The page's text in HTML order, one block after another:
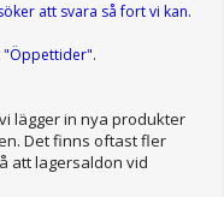
att svara så fort vi kan.
"Öppettider".
lägger in nya produkter
Det finns oftast fler
att lagersaldon vid